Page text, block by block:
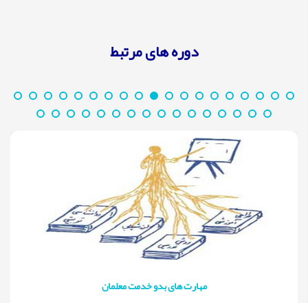
دوره های مرتبط
مهارت های بدو خدمت معلمان